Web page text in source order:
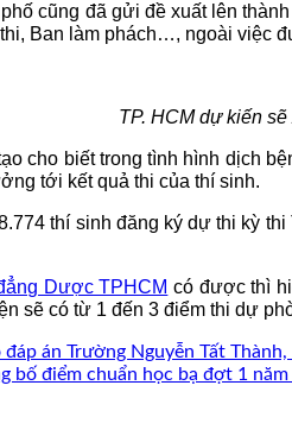
cũng đã gửi đề xuất lên
Ban làm phách…, ngoài việc
TP. HCM dự kiến
cho biết trong tình hình dịch
tới kết quả thi của thí sinh.
thí sinh đăng ký dự thi kỳ
Dược TPHCM có được thì
sẽ có từ 1 đến 3 điểm thi dự
án Trường Nguyễn Tất Thành,
bố điểm chuẩn học bạ đợt 1